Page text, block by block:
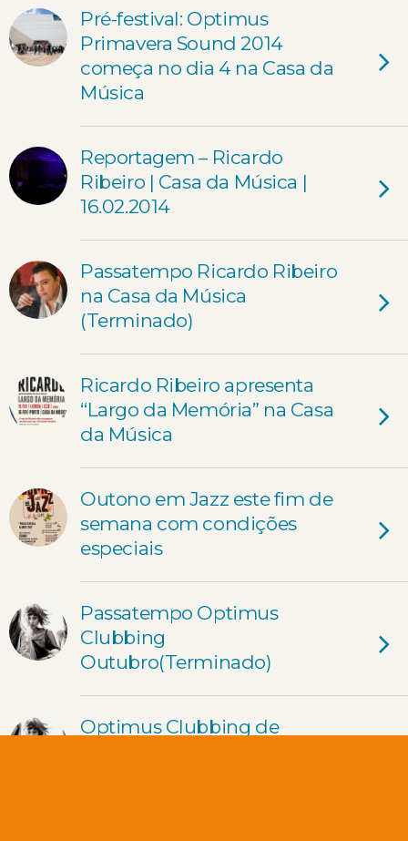
Pré-festival: Optimus
Primavera Sound 2014
começa no dia 4 na Casa da
Música
Reportagem – Ricardo
Ribeiro | Casa da Música |
16.02.2014
Passatempo Ricardo Ribeiro
na Casa da Música
(Terminado)
Ricardo Ribeiro apresenta
“Largo da Memória” na Casa
da Música
Outono em Jazz este fim de
semana com condições
especiais
Passatempo Optimus
Clubbing
Outubro(Terminado)
Optimus Clubbing de